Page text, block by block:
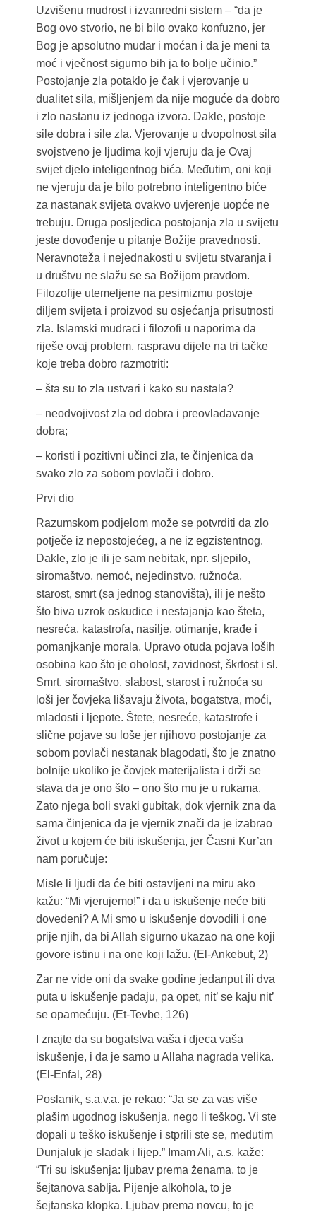
Uzvišenu mudrost i izvanredni sistem – “da je
Bog ovo stvorio, ne bi bilo ovako konfuzno, jer
Bog je apsolutno mudar i moćan i da je meni ta
moć i vječnost sigurno bih ja to bolje učinio.”
Postojanje zla potaklo je čak i vjerovanje u
dualitet sila, mišljenjem da nije moguće da dobro
i zlo nastanu iz jednoga izvora. Dakle, postoje
sile dobra i sile zla. Vjerovanje u dvopolnost sila
svojstveno je ljudima koji vjeruju da je Ovaj
svijet djelo inteligentnog bića. Međutim, oni koji
ne vjeruju da je bilo potrebno inteligentno biće
za nastanak svijeta ovakvo uvjerenje uopće ne
trebuju. Druga posljedica postojanja zla u svijetu
jeste dovođenje u pitanje Božije pravednosti.
Neravnoteža i nejednakosti u svijetu stvaranja i
u društvu ne slažu se sa Božijom pravdom.
Filozofije utemeljene na pesimizmu postoje
diljem svijeta i proizvod su osjećanja prisutnosti
zla. Islamski mudraci i filozofi u naporima da
riješe ovaj problem, raspravu dijele na tri tačke
koje treba dobro razmotriti:
– šta su to zla ustvari i kako su nastala?
– neodvojivost zla od dobra i preovladavanje
dobra;
– koristi i pozitivni učinci zla, te činjenica da
svako zlo za sobom povlači i dobro.
Prvi dio
Razumskom podjelom može se potvrditi da zlo
potječe iz nepostojećeg, a ne iz egzistentnog.
Dakle, zlo je ili je sam nebitak, npr. sljepilo,
siromaštvo, nemoć, nejedinstvo, ružnoća,
starost, smrt (sa jednog stanovišta), ili je nešto
što biva uzrok oskudice i nestajanja kao šteta,
nesreća, katastrofa, nasilje, otimanje, krađe i
pomanjkanje morala. Upravo otuda pojava loših
osobina kao što je oholost, zavidnost, škrtost i sl.
Smrt, siromaštvo, slabost, starost i ružnoća su
loši jer čovjeka lišavaju života, bogatstva, moći,
mladosti i ljepote. Štete, nesreće, katastrofe i
slične pojave su loše jer njihovo postojanje za
sobom povlači nestanak blagodati, što je znatno
bolnije ukoliko je čovjek materijalista i drži se
stava da je ono što – ono što mu je u rukama.
Zato njega boli svaki gubitak, dok vjernik zna da
sama činjenica da je vjernik znači da je izabrao
život u kojem će biti iskušenja, jer Časni Kur’an
nam poručuje:
Misle li ljudi da će biti ostavljeni na miru ako
kažu: “Mi vjerujemo!” i da u iskušenje neće biti
dovedeni? A Mi smo u iskušenje dovodili i one
prije njih, da bi Allah sigurno ukazao na one koji
govore istinu i na one koji lažu. (El-Ankebut, 2)
Zar ne vide oni da svake godine jedanput ili dva
puta u iskušenje padaju, pa opet, nit’ se kaju nit’
se opamećuju. (Et-Tevbe, 126)
I znajte da su bogatstva vaša i djeca vaša
iskušenje, i da je samo u Allaha nagrada velika.
(El-Enfal, 28)
Poslanik, s.a.v.a. je rekao: “Ja se za vas više
plašim ugodnog iskušenja, nego li teškog. Vi ste
dopali u teško iskušenje i stprili ste se, međutim
Dunjaluk je sladak i lijep.” Imam Ali, a.s. kaže:
“Tri su iskušenja: ljubav prema ženama, to je
šejtanova sablja. Pijenje alkohola, to je
šejtanska klopka. Ljubav prema novcu, to je